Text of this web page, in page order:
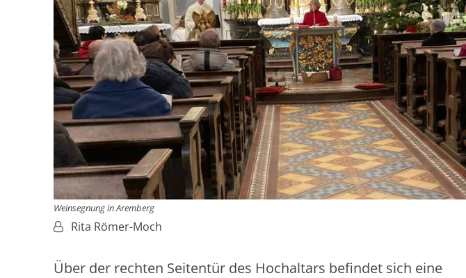
Weinsegnung in Aremberg
Von:Rita Römer-Moch
Über der rechten Seitentür des Hochaltars befindet sich eine